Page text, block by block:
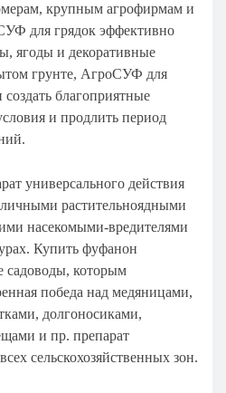
крупным агрофирмам и
для грядок эффективно
ягоды и декоративные
грунте, АгроСУФ для
благоприятные
и продлить период
универсального действия
растительноядными
насекомыми-вредителями
Купить фуфанон
садоводы, которым
победа над медяницами,
долгоносиками,
и пр. препарат
сельскохозяйственных зон.